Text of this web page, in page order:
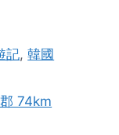
記,韓國
74km